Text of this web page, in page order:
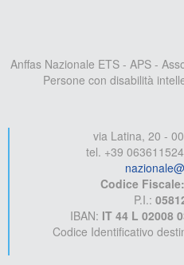
Anffas Nazionale ETS - APS -
Persone con disabilità
via Latina, 20 -
tel. +39
Codice
P.I.:
IBAN: IT 44 L 02008
Codice Identificativo